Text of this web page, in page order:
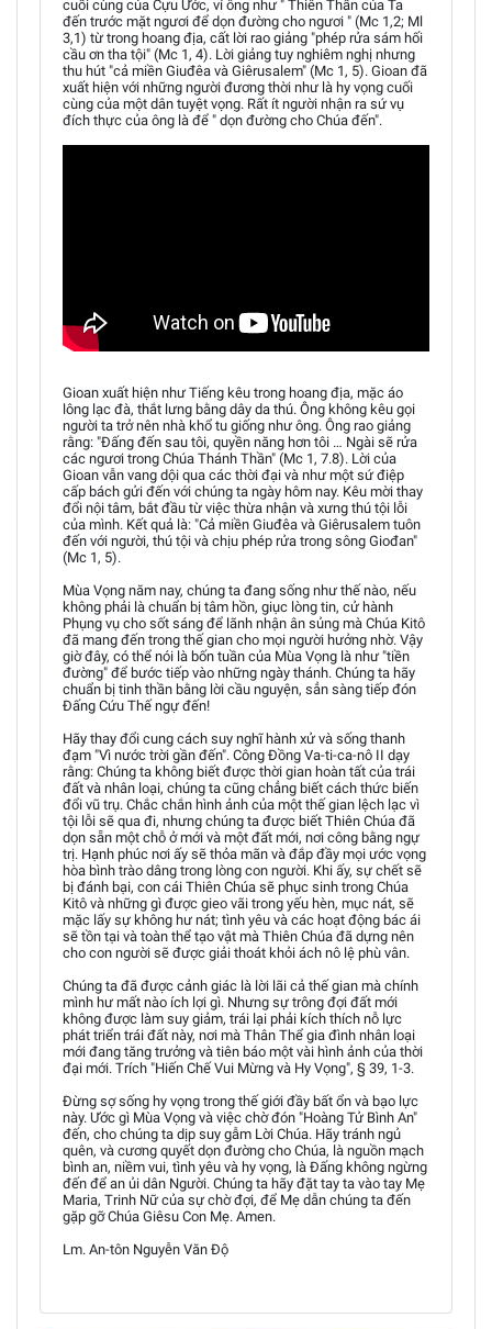
cuối cùng của Cựu Ước, ví ông như " Thiên Thần của Ta
đến trước mặt ngươi để dọn đường cho ngươi " (Mc 1,2; Ml
3,1) từ trong hoang địa, cất lời rao giảng "phép rửa sám hối
cầu ơn tha tội" (Mc 1, 4). Lời giảng tuy nghiêm nghị nhưng
thu hút "cả miền Giuđêa và Giêrusalem" (Mc 1, 5). Gioan đã
xuất hiện với những người đương thời như là hy vọng cuối
cùng của một dân tuyệt vọng. Rất ít người nhận ra sứ vụ
đích thực của ông là để " dọn đường cho Chúa đến".
Gioan xuất hiện như Tiếng kêu trong hoang địa, mặc áo
lông lạc đà, thắt lưng bằng dây da thú. Ông không kêu gọi
người ta trở nên nhà khổ tu giống như ông. Ông rao giảng
rằng: "Đấng đến sau tôi, quyền năng hơn tôi … Ngài sẽ rửa
các ngươi trong Chúa Thánh Thần" (Mc 1, 7.8). Lời của
Gioan vẫn vang dội qua các thời đại và như một sứ điệp
cấp bách gửi đến với chúng ta ngày hôm nay. Kêu mời thay
đổi nội tâm, bắt đầu từ việc thừa nhận và xưng thú tội lỗi
của mình. Kết quả là: "Cả miền Giuđêa và Giêrusalem tuôn
đến với người, thú tội và chịu phép rửa trong sông Giođan"
(Mc 1, 5).
Mùa Vọng năm nay, chúng ta đang sống như thế nào, nếu
không phải là chuẩn bị tâm hồn, giục lòng tin, cử hành
Phụng vụ cho sốt sáng để lãnh nhận ân sủng mà Chúa Kitô
đã mang đến trong thế gian cho mọi người hưởng nhờ. Vậy
giờ đây, có thể nói là bốn tuần của Mùa Vọng là như "tiền
đường" để bước tiếp vào những ngày thánh. Chúng ta hãy
chuẩn bị tinh thần bằng lời cầu nguyện, sẳn sàng tiếp đón
Ðấng Cứu Thế ngự đến!
Hãy thay đổi cung cách suy nghĩ hành xử và sống thanh
đạm "Vì nước trời gần đến". Công Đồng Va-ti-ca-nô II dạy
rằng: Chúng ta không biết được thời gian hoàn tất của trái
đất và nhân loại, chúng ta cũng chẳng biết cách thức biến
đổi vũ trụ. Chắc chắn hình ảnh của một thế gian lệch lạc vì
tội lỗi sẽ qua đi, nhưng chúng ta được biết Thiên Chúa đã
dọn sẵn một chỗ ở mới và một đất mới, nơi công bằng ngự
trị. Hạnh phúc nơi ấy sẽ thỏa mãn và đắp đầy mọi ước vọng
hòa bình trào dâng trong lòng con người. Khi ấy, sự chết sẽ
bị đánh bại, con cái Thiên Chúa sẽ phục sinh trong Chúa
Kitô và những gì được gieo vãi trong yếu hèn, mục nát, sẽ
mặc lấy sự không hư nát; tình yêu và các hoạt động bác ái
sẽ tồn tại và toàn thể tạo vật mà Thiên Chúa đã dựng nên
cho con người sẽ được giải thoát khỏi ách nô lệ phù vân.
Chúng ta đã được cảnh giác là lời lãi cả thế gian mà chính
mình hư mất nào ích lợi gì. Nhưng sự trông đợi đất mới
không được làm suy giảm, trái lại phải kích thích nỗ lực
phát triển trái đất này, nơi mà Thân Thể gia đình nhân loại
mới đang tăng trưởng và tiên báo một vài hình ảnh của thời
đại mới. Trích "Hiến Chế Vui Mừng và Hy Vọng", § 39, 1-3.
Đừng sợ sống hy vọng trong thế giới đầy bất ổn và bạo lực
này. Ước gì Mùa Vọng và việc chờ đón "Hoàng Tử Bình An"
đến, cho chúng ta dịp suy gẫm Lời Chúa. Hãy tránh ngủ
quên, và cương quyết dọn đường cho Chúa, là nguồn mạch
bình an, niềm vui, tình yêu và hy vọng, là Ðấng không ngừng
đến để an ủi dân Người. Chúng ta hãy đặt tay ta vào tay Mẹ
Maria, Trinh Nữ của sự chờ đợi, để Mẹ dẫn chúng ta đến
gặp gỡ Chúa Giêsu Con Mẹ. Amen.
Lm. An-tôn Nguyễn Văn Độ